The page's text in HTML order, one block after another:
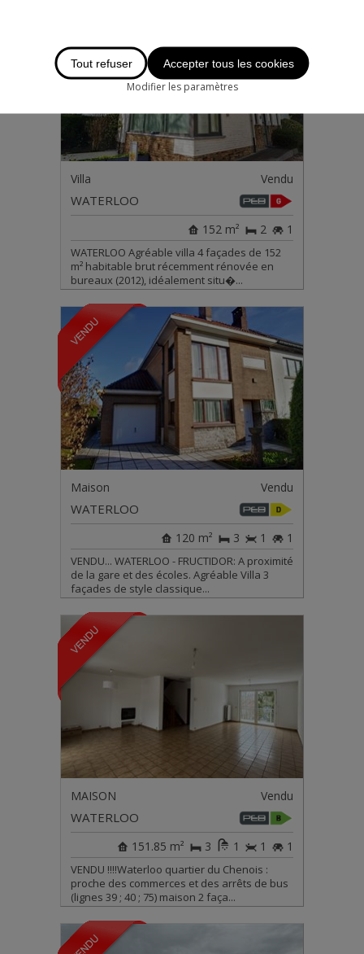
Villa Vendu
WATERLOO
1
2
152 m²
WATERLOO Agréable villa 4 façades de 152
m² habitable brut récemment rénovée en
bureaux (2012), idéalement situ�...
Maison Vendu
WATERLOO
1
1
3
120 m²
VENDU... WATERLOO - FRUCTIDOR: A proximité
de la gare et des écoles. Agréable Villa 3
façades de style classique...
MAISON Vendu
WATERLOO
1
1
1
3
151.85 m²
VENDU !!!!Waterloo quartier du Chenois :
proche des commerces et des arrêts de bus
(lignes 39 ; 40 ; 75) maison 2 faça...
Tout refuser Accepter tous les cookies
Modifier les paramètres